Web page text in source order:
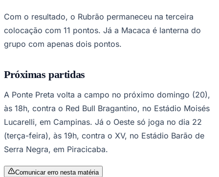
Ceará
Partida aconteceu domingo (13), na Arena Barueri
barueri e ponte preta copa paulista
Neste domingo (13), o Oeste recebeu a Ponte Preta na
Arena Barueri, pela sétima rodada do Grupo 2 da Copa
Paulista, mas o placar não saiu do 0 a 0.
Os mandantes até chegaram a marcar um gol já nos